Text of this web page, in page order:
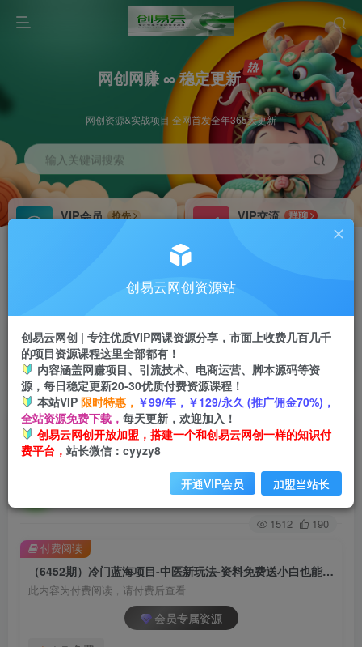
网创网赚 ∞ 稳定更新
网创资源&实战项目 全网首发全年365天更新
输入关键词搜索
VIP会员
抢先
VIP交流
群聊
研究探讨更多创业项目路子。
会员专属推广链接
挂机 项目
脚本卡密
APP下载
GO
首页 创业课程 会员专属 正文
（6452期）冷门蓝海项目-中医新玩法-资料免费送
小白也能日入500+
关注
1512 190
（6452期）冷门蓝海项目-中医新玩法-资料免费送小白也能日入500+
此内容为付费阅读，请付费后查看
会员专属资源
付费阅读
创易云网创资源站
创易云网创 | 专注优质VIP网课资源分享，市面上收费几百几千
的项目资源课程这里全部都有！
内容涵盖网赚项目、引流技术、电商运营、脚本源码等资
源，每日稳定更新20-30优质付费资源课程！
本站VIP 限时特惠， ￥99/年，￥129/永久 (推广佣金70%)，
全站资源免费下载， 每天更新，欢迎加入！
创易云网创开放加盟，搭建一个和创易云网创一样的知识付
费平台， 站长微信：cyyzy8
开通VIP会员 加盟当站长